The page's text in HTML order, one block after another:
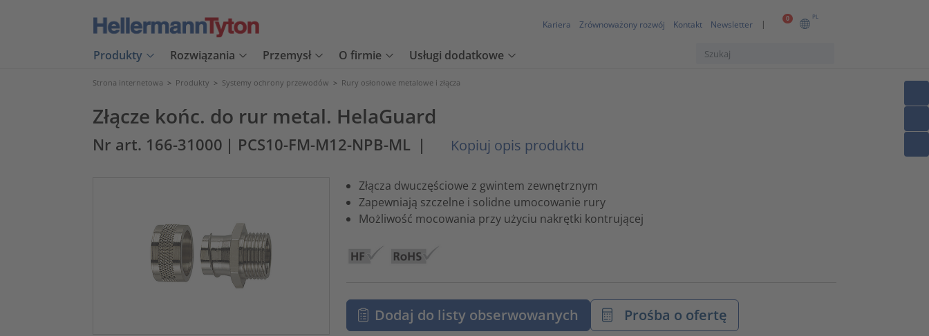
0 PL
Kariera Zrównoważony rozwój Kontakt Newsletter
Produkty Rozwiązania Przemysł O firmie Usługi dodatkowe
Strona internetowa > Produkty > Systemy ochrony przewodów > Rury osłonowe metalowe i złącza
Złącze końc. do rur metal. HelaGuard
Nr art. 166-31000 | PCS10-FM-M12-NPB-ML | Kopiuj opis produktu
Złącza dwuczęściowe z gwintem zewnętrznym
Zapewniają szczelne i solidne umocowanie rury
Możliwość mocowania przy użyciu nakrętki kontrującej
Dodaj do listy obserwowanych Prośba o ofertę